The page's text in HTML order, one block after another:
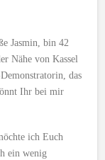
Jasmin, bin 42
Nähe von Kassel
das
Ihr bei mir
ich Euch
ein wenig